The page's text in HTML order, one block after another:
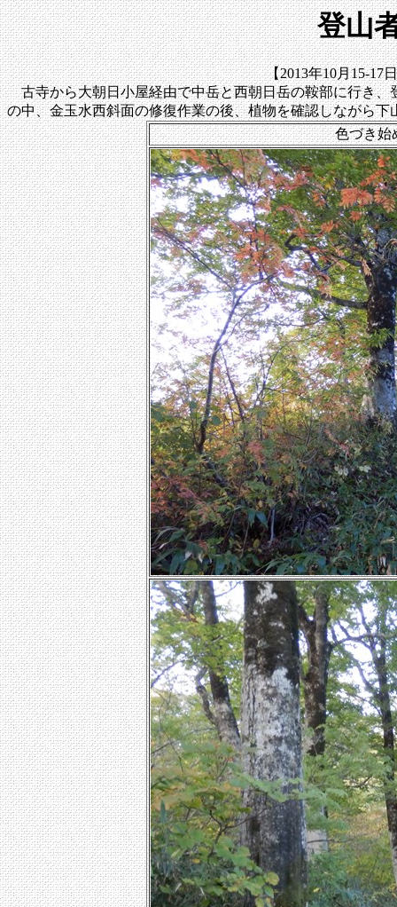
登山
【2013年10月15-17
古寺から大朝日小屋経由で中岳と西朝日岳の鞍部に行き、
の中、金玉水西斜面の修復作業の後、植物を確認しながら下
色づき始